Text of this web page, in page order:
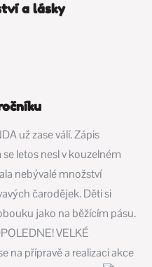
a lásky
už zase válí.Zápis
letos nesl v kouzelném
nebývalé množství
čarodějek.Děti si
jako na běžícím pásu.
VELKÉ
na přípravě a realizaci akce